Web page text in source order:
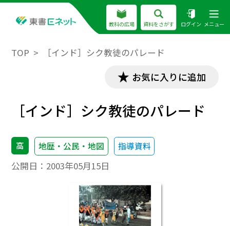
教科の広場 資料をさがす ログイン メニュー
TOP ［インド］シク教徒のパレード
お気に入りに追加
［インド］シク教徒のパレード
高 地歴・公民・地図 指導資料
公開日： 2003年05月15日